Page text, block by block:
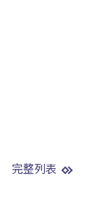
完整列表